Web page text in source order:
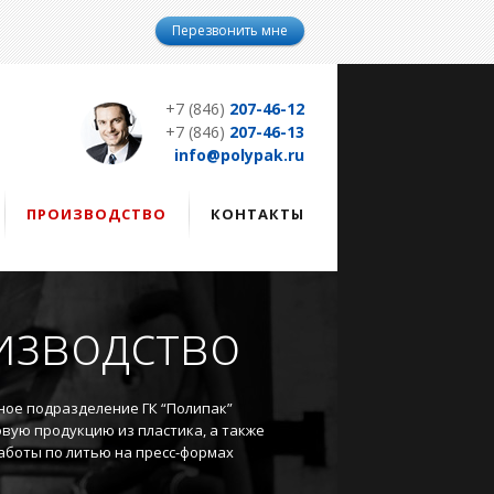
Перезвонить мне
+7 (846) 207-46-12
+7 (846) 207-46-13
info@polypak.ru
ПРОИЗВОДСТВО КОНТАКТЫ
подразделение ГК “Полипак”
продукцию из пластика, а также
по литью на пресс-формах